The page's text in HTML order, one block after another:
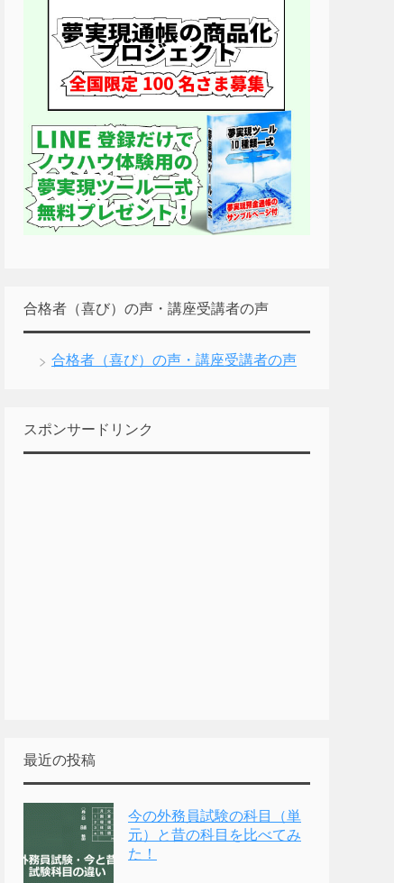
合格者（喜び）の声・講座受講者の声
合格者（喜び）の声・講座受講者の声
スポンサードリンク
最近の投稿
今の外務員試験の科目（単
元）と昔の科目を比べてみ
た！